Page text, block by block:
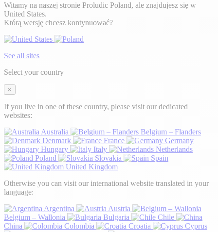
Witamy na naszej stronie Proludic Poland, ale znajdujesz się w
United States.
Którą wersję chcesz kontynuować?
See all sites
Select your country
×
If you live in one of these country, please visit our dedicated
websites:
Australia
Belgium – Flanders
Denmark
France
Germany
Hungary
Italy
Netherlands
Poland
Slovakia
Spain
United Kingdom
Otherwise you can visit our international website translated in your
language:
Argentina
Austria
Belgium – Wallonia
Bulgaria
Chile
China
Colombia Croatia
Cyprus